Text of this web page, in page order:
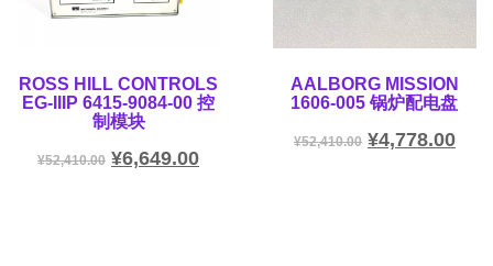
ROSS HILL CONTROLS
EG-IIIP 6415-9084-00 控
制模块
¥52,410.00 ¥6,649.00
AALBORG MISSION
1606-005 锅炉配电盘
¥52,410.00 ¥4,778.00